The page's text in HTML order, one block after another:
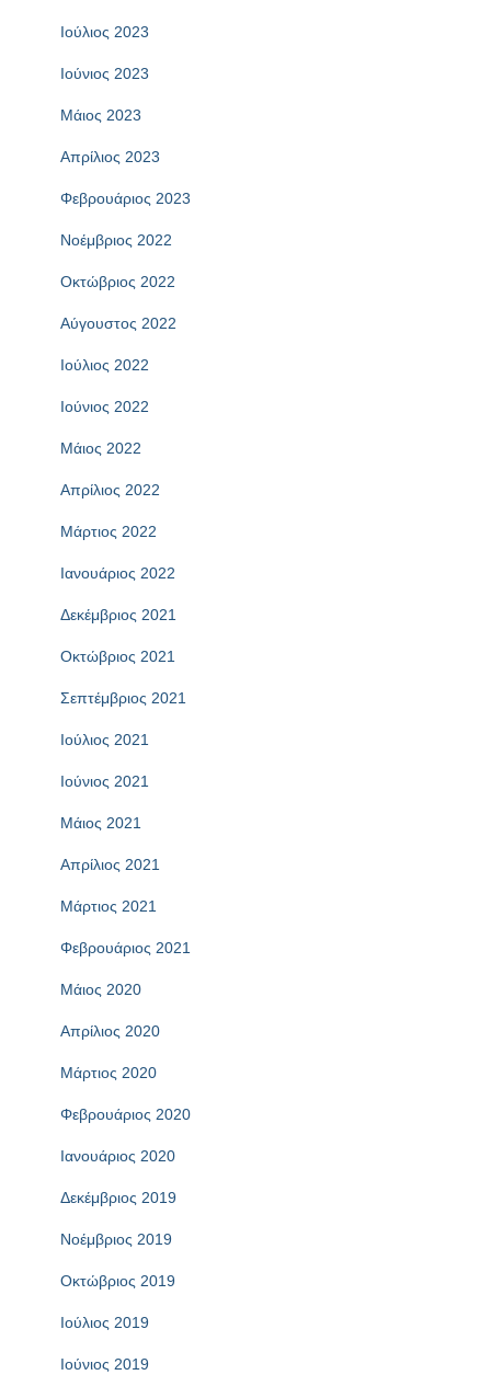
Ιούλιος 2023
Ιούνιος 2023
Μάιος 2023
Απρίλιος 2023
Φεβρουάριος 2023
Νοέμβριος 2022
Οκτώβριος 2022
Αύγουστος 2022
Ιούλιος 2022
Ιούνιος 2022
Μάιος 2022
Απρίλιος 2022
Μάρτιος 2022
Ιανουάριος 2022
Δεκέμβριος 2021
Οκτώβριος 2021
Σεπτέμβριος 2021
Ιούλιος 2021
Ιούνιος 2021
Μάιος 2021
Απρίλιος 2021
Μάρτιος 2021
Φεβρουάριος 2021
Μάιος 2020
Απρίλιος 2020
Μάρτιος 2020
Φεβρουάριος 2020
Ιανουάριος 2020
Δεκέμβριος 2019
Νοέμβριος 2019
Οκτώβριος 2019
Ιούλιος 2019
Ιούνιος 2019